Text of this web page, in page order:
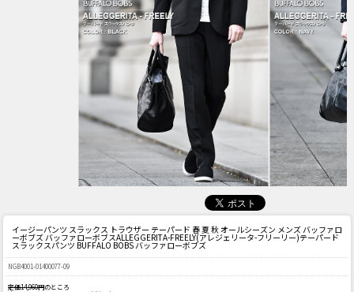
イージーパンツ スラックス トラウザー テーパード 春 夏 秋 オールシーズン メンズ バッファロ
ーボブズ バッファローボブスALLEGGERITA-FREELY(アレジェリータ-フリーリー)テーパード
スラックスパンツ BUFFALO BOBS バッファローボブズ
NGB4001-01400077-09
定価14,960円のところ